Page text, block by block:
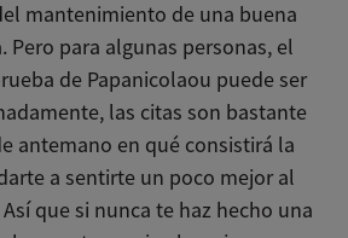
mantenimiento de una buena
Pero para algunas personas, el
de Papanicolaou puede ser
las citas son bastante
antemano en qué consistirá la
a sentirte un poco mejor al
que si nunca te haz hecho una